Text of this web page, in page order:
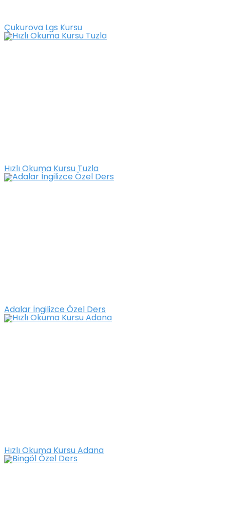
Çukurova Lgs Kursu
Hızlı Okuma Kursu Tuzla
Adalar İngilizce Özel Ders
Hızlı Okuma Kursu Adana